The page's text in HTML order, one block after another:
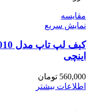
مقايسه
نمایش سریع
اینچی
560,000 تومان
اطلاعات بیشتر